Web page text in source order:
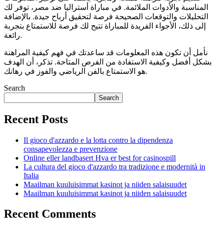
المناسبة والأدوات الملائمة. في مباراة أستراليا ضد مصر، توفر لك
التحليلات والتوقعات الصحيحة فرصة لتحقيق أرباح جيدة. بالإضافة
إلى ذلك، الأجواء الفريدة للمباراة تتيح لك فرصة للاستمتاع بتجربة
رائعة.
نأمل أن تكون هذه المعلومات قد ساعدتك في فهم كيفية المراهنة
بشكل أفضل وكيفية الاستفادة من الفرص المتاحة. تذكر، أن الهدف
هو الاستمتاع بالفن الرياضي والفوز في رهانك.
Search
Search
Recent Posts
Il gioco d'azzardo e la lotta contro la dipendenza
consapevolezza e prevenzione
Online eller landbasert Hva er best for casinospill
La cultura del gioco d'azzardo tra tradizione e modernità in
Italia
Maailman kuuluisimmat kasinot ja niiden salaisuudet
Maailman kuuluisimmat kasinot ja niiden salaisuudet
Recent Comments